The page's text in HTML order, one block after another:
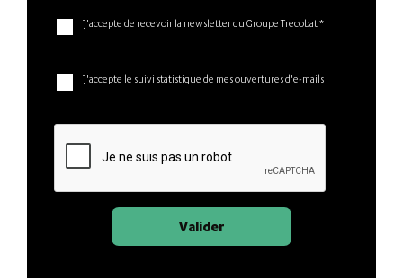
J'accepte de recevoir la newsletter du Groupe Trecobat *
J'accepte le suivi statistique de mes ouvertures d'e-mails
Valider